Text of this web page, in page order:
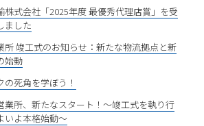
株式会社「2025年度 最優秀代理店賞」を受
ました
所 竣工式のお知らせ：新たな物流拠点と新
始動
の死角を学ぼう！
業所、新たなスタート！〜竣工式を執り行
いよ本格始動〜